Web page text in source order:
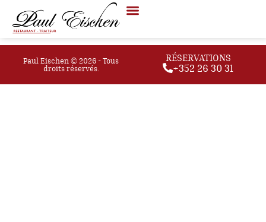
Les rognons de veau à la moutarde et
pommes frites
Paul Eischen © 2026 - Tous
droits réservés.
RÉSERVATIONS
+352 26 30 31